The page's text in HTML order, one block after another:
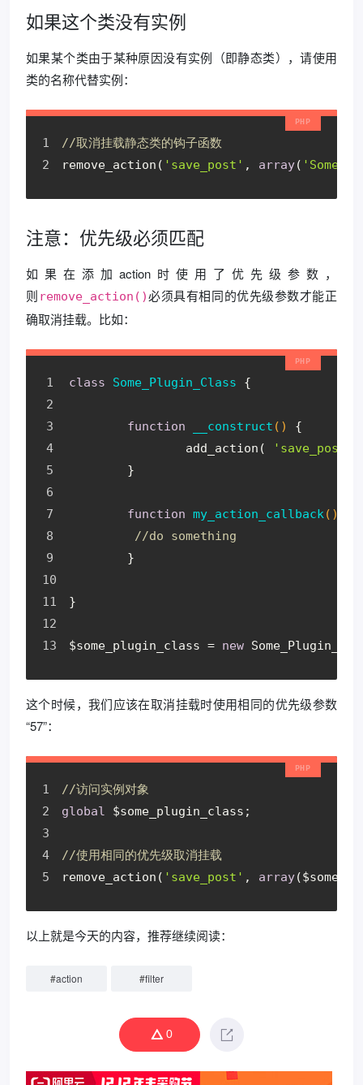
如果这个类没有实例
如果某个类由于某种原因没有实例（即静态类），请使用
类的名称代替实例：
//取消挂载静态类的钩子函数
remove_action ( 'save_post' , array(
注意：优先级必须匹配
如果在添加action时使用了优先级参数，
则 remove_action()必须具有相同的优先级参数才能正
确取消挂载。比如：
class Some_Plugin_Class {
function __construct ( )
{
add_action ( 'save_post'
}
function my_action_callback( )
//do something
}
}
$some_plugin_class = new
这个时候，我们应该在取消挂载时使用相同的优先级参数
“57”：
//访问实例对象
global
$some_plugin_class ;
//使用相同的优先级取消挂载
remove_action ( 'save_post' , array(
以上就是今天的内容，推荐继续阅读：
#action #filter
0